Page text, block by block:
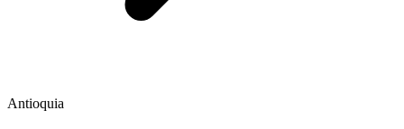
Antioquia